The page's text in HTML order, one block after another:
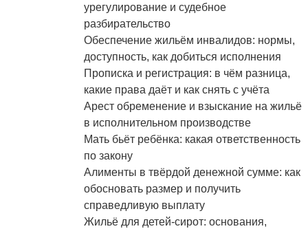
урегулирование и судебное
разбирательство
Обеспечение жильём инвалидов: нормы,
доступность, как добиться исполнения
Прописка и регистрация: в чём разница,
какие права даёт и как снять с учёта
Арест обременение и взыскание на жильё
в исполнительном производстве
Мать бьёт ребёнка: какая ответственность
по закону
Алименты в твёрдой денежной сумме: как
обосновать размер и получить
справедливую выплату
Жильё для детей‑сирот: основания,